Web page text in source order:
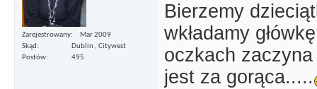
Zarejestrowany
Mar 2009
Skąd
Dublin , Citywest
Postów
495
Bierzemy
wkładamy
oczkach
jest za gorąca.....